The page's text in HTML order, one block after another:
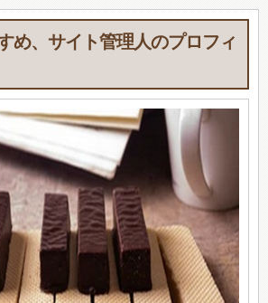
め、サイト管理人のプロフィ